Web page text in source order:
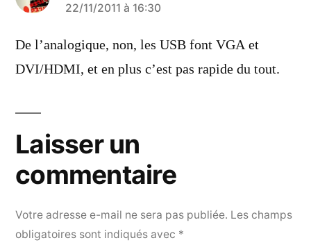
a
dit :
22/11/2011 à 16:30
De l’analogique, non, les USB font VGA et
DVI/HDMI, et en plus c’est pas rapide du tout.
Laisser un
commentaire
Votre adresse e-mail ne sera pas publiée. Les champs
obligatoires sont indiqués avec *